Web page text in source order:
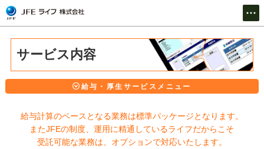
トップ
TOP
企業情報
About us
サービス
Service
サービス内容
給与計算のベースとなる業務は標準パッケージとなります。
またJFEの制度、運用に精通しているライフだからこそ
受託可能な業務は、オプションで対応いたします。
給与・厚生サービスメニュー